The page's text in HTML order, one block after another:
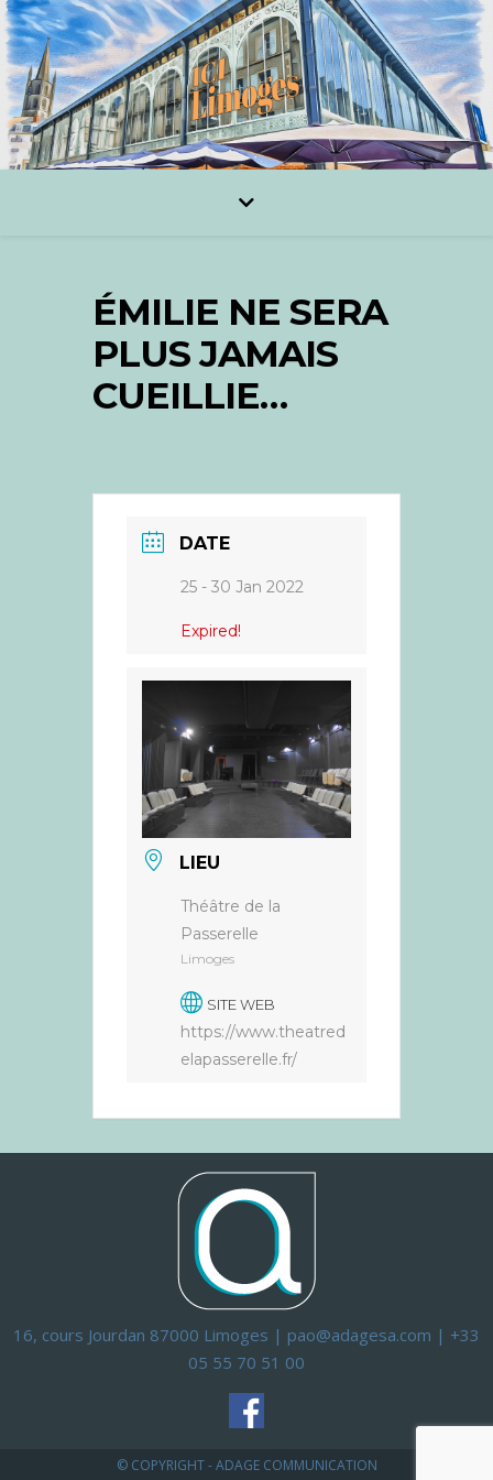
ÉMILIE NE SERA
PLUS JAMAIS
CUEILLIE…
DATE
25 - 30 Jan 2022
Expired!
LIEU
Théâtre de la
Passerelle
Limoges
SITE WEB
https://www.theatred
elapasserelle.fr/
16, cours Jourdan 87000 Limoges | pao@adagesa.com | +33
05 55 70 51 00
© COPYRIGHT - ADAGE COMMUNICATION